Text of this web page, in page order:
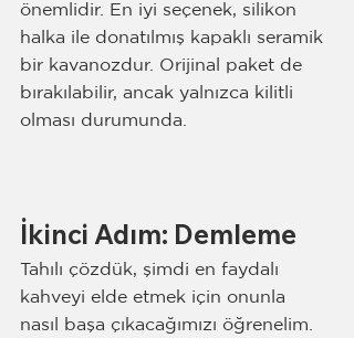
önemlidir. En iyi seçenek, silikon
halka ile donatılmış kapaklı seramik
bir kavanozdur. Orijinal paket de
bırakılabilir, ancak yalnızca kilitli
olması durumunda.
İkinci Adım: Demleme
Tahılı çözdük, şimdi en faydalı
kahveyi elde etmek için onunla
nasıl başa çıkacağımızı öğrenelim.